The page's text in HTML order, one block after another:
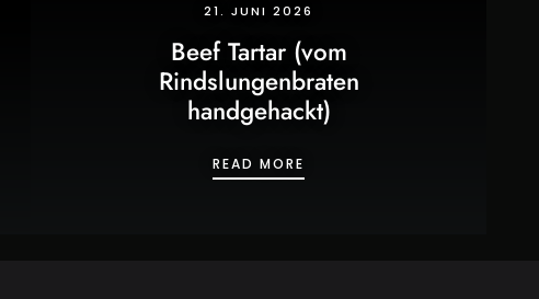
21. JUNI 2026
Beef Tartar (vom
Rindslungenbraten
handgehackt)
READ MORE